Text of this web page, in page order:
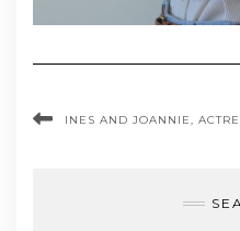
INES AND JOANNIE,